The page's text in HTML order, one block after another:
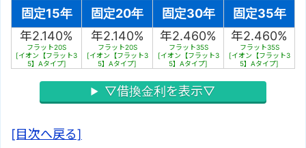
固定15年 固定20年 固定30年
固定35年
年2.140%
フラット20S
[イオン【フラット3
5】Aタイプ]
年2.140%
フラット20S
[イオン【フラット3
5】Aタイプ]
年2.460%
フラット35S
[イオン【フラット3
5】Aタイプ]
年2.460%
フラット35S
[イオン【フラット3
5】Aタイプ]
▽借換金利を表示▽
[目次へ戻る]